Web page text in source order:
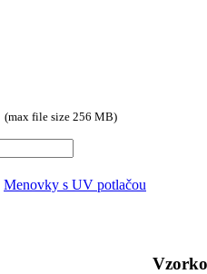
(max file size 256 MB)
Menovky s UV potlačou